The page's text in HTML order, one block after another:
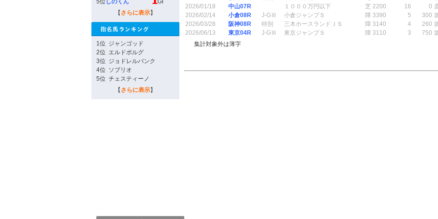
5位 しのくん
GI
【 さらに表示】
1位 ジャンゴッド
2位 エルドボルグ
3位 ジョドレルバンク
4位 ソブリオ
5位 チェスティーノ
【 さらに表示】
2026/01/18
中山07R １０００万円以下 芝 2200 16 0
2026/02/14
小倉08R J-GⅢ 小倉ジャンプＳ 障 3390 5 300
2026/03/28
阪神08R 特別 三木ホースランドＪＳ 障 3140 4 260
2026/06/13
東京04R J-GⅢ 東京ジャンプＳ 障 3110 3 750
集計対象外は薄字